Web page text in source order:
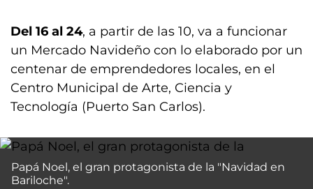
Del 16 al 24, a partir de las 10, va a funcionar
un Mercado Navideño con lo elaborado por un
centenar de emprendedores locales, en el
Centro Municipal de Arte, Ciencia y
Tecnología (Puerto San Carlos).
Papá Noel, el gran protagonista de la "Navidad en
Bariloche".